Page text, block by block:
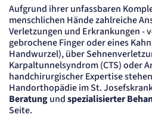
Aufgrund ihrer unfassbaren
menschlichen Hände zahlreiche
Verletzungen und Erkrankungen -
gebrochene Finger oder eines
Handwurzel), über
Karpaltunnelsyndrom (CTS) oder
handchirurgischer Expertise
Handorthopädie im St.
Beratungundspezialisierter
Seite.
Opt-In Cookie speichert die Entscheidung des
Kunden das Tracking Opt-In ausgespielt wird. Wird
verwendet.
Cookie Laufzeit:
"no" - 50 Jahre, "yes" - 480 Tage
Content-Management-
Cookie
Name:
fe_typo_user